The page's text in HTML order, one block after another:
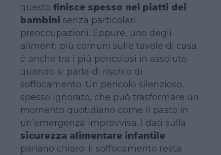
questo finisce spesso nei piatti dei
bambini senza particolari
preoccupazioni. Eppure, uno degli
alimenti più comuni sulle tavole di casa
è anche tra i più pericolosi in assoluto
quando si parla di rischio di
soffocamento. Un pericolo silenzioso,
spesso ignorato, che può trasformare un
momento quotidiano come il pasto in
un’emergenza improvvisa. I dati sulla
sicurezza alimentare infantile
parlano chiaro: il soffocamento resta